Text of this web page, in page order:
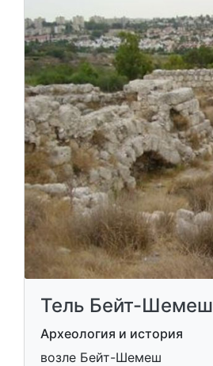
Тель Бейт-Шемеш
Археология и история
возле Бейт-Шемеш